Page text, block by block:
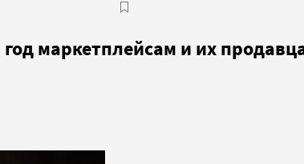
маркетплейсам и их